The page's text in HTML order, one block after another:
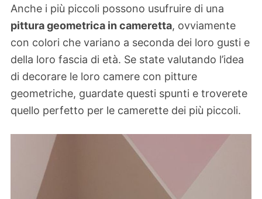
Anche i più piccoli possono usufruire di una
pittura geometrica in cameretta, ovviamente
con colori che variano a seconda dei loro gusti e
della loro fascia di età. Se state valutando l’idea
di decorare le loro camere con pitture
geometriche, guardate questi spunti e troverete
quello perfetto per le camerette dei più piccoli.